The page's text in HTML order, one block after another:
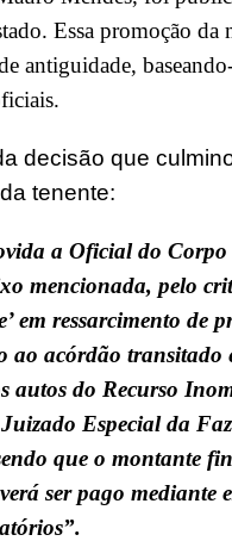
Essa promoção da
antiguidade,
decisão que
tenente:
a Oficial do Corpo
mencionada, pelo
em ressarcimento de
ao acórdão transitado
autos do Recurso
Especial da
que o montante
ser pago mediante